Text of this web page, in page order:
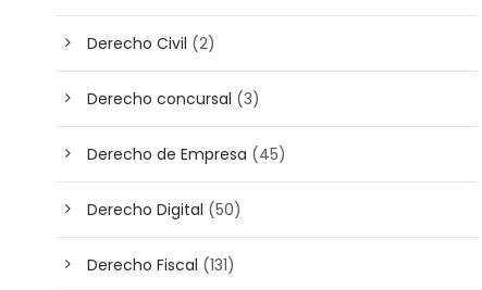
Derecho Civil (2)
Derecho concursal (3)
Derecho de Empresa (45)
Derecho Digital (50)
Derecho Fiscal (131)